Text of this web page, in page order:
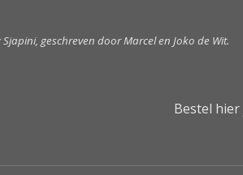
geschreven door Marcel en Joko de Wit.
Bestel